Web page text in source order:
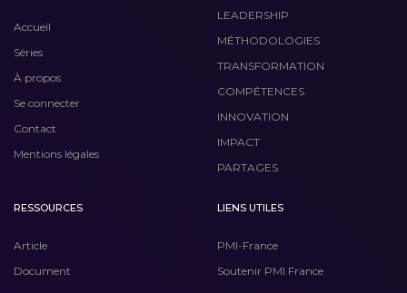
Accueil
Séries
À propos
Se connecter
Contact
Mentions légales
LEADERSHIP
MÉTHODOLOGIES
TRANSFORMATION
COMPÉTENCES
INNOVATION
IMPACT
PARTAGES
RESSOURCES
Article
Document
LIENS UTILES
PMI-France
Soutenir PMI France